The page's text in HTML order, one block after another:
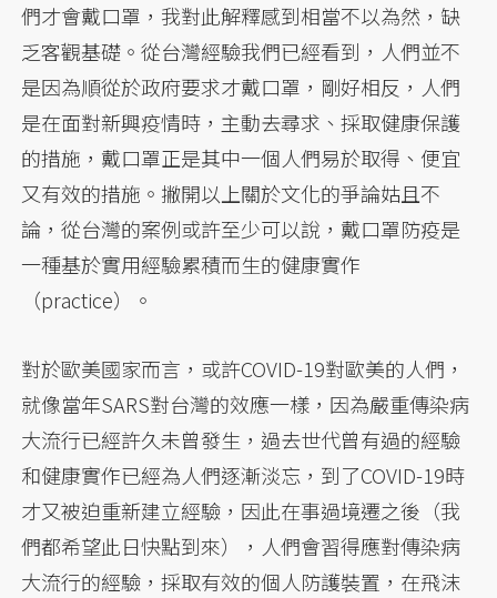
們才會戴口罩，我對此解釋感到相當不以為然，缺
乏客觀基礎。從台灣經驗我們已經看到，人們並不
是因為順從於政府要求才戴口罩，剛好相反，人們
是在面對新興疫情時，主動去尋求、採取健康保護
的措施，戴口罩正是其中一個人們易於取得、便宜
又有效的措施。撇開以上關於文化的爭論姑且不
論，從台灣的案例或許至少可以說，戴口罩防疫是
一種基於實用經驗累積而生的健康實作
（practice）。
對於歐美國家而言，或許COVID-19對歐美的人們，
就像當年SARS對台灣的效應一樣，因為嚴重傳染病
大流行已經許久未曾發生，過去世代曾有過的經驗
和健康實作已經為人們逐漸淡忘，到了COVID-19時
才又被迫重新建立經驗，因此在事過境遷之後（我
們都希望此日快點到來），人們會習得應對傳染病
大流行的經驗，採取有效的個人防護裝置，在飛沫